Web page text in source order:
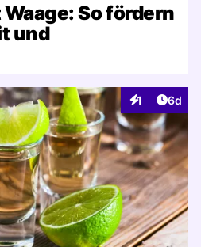
So fördern
und
1
Interaktionen
6d